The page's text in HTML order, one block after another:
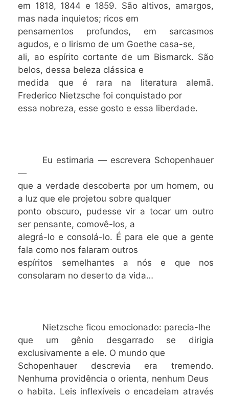
em 1818, 1844 e 1859. São altivos, amargos,
mas nada inquietos; ricos em
pensamentos profundos, em sarcasmos
agudos, e o lirismo de um Goethe casa-se,
ali, ao espírito cortante de um Bismarck. São
belos, dessa beleza clássica e
medida que é rara na literatura alemã.
Frederico Nietzsche foi conquistado por
essa nobreza, esse gosto e essa liberdade.
Eu estimaria — escrevera Schopenhauer
—
que a verdade descoberta por um homem, ou
a luz que ele projetou sobre qualquer
ponto obscuro, pudesse vir a tocar um outro
ser pensante, comovê-los, a
alegrá-lo e consolá-lo. É para ele que a gente
fala como nos falaram outros
espíritos semelhantes a nós e que nos
consolaram no deserto da vida…
Nietzsche ficou emocionado: parecia-lhe
que um gênio desgarrado se dirigia
exclusivamente a ele. O mundo que
Schopenhauer descrevia era tremendo.
Nenhuma providência o orienta, nenhum Deus
o habita. Leis inflexíveis o encadeiam através